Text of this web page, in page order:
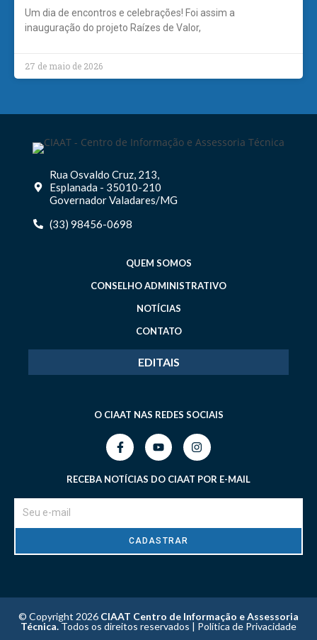
Um dia de encontros e celebrações! Foi assim a
inauguração do projeto Raízes de Valor,
27 de maio de 2026
Rua Osvaldo Cruz, 213,
Esplanada - 35010-210
Governador Valadares/MG
(33) 98456-0698
QUEM SOMOS
CONSELHO ADMINISTRATIVO
NOTÍCIAS
CONTATO
EDITAIS
O CIAAT NAS REDES SOCIAIS
RECEBA NOTÍCIAS DO CIAAT POR E-MAIL
CADASTRAR
© Copyright 2026 CIAAT Centro de Informação e Assessoria
Técnica. Todos os direitos reservados | Política de Privacidade